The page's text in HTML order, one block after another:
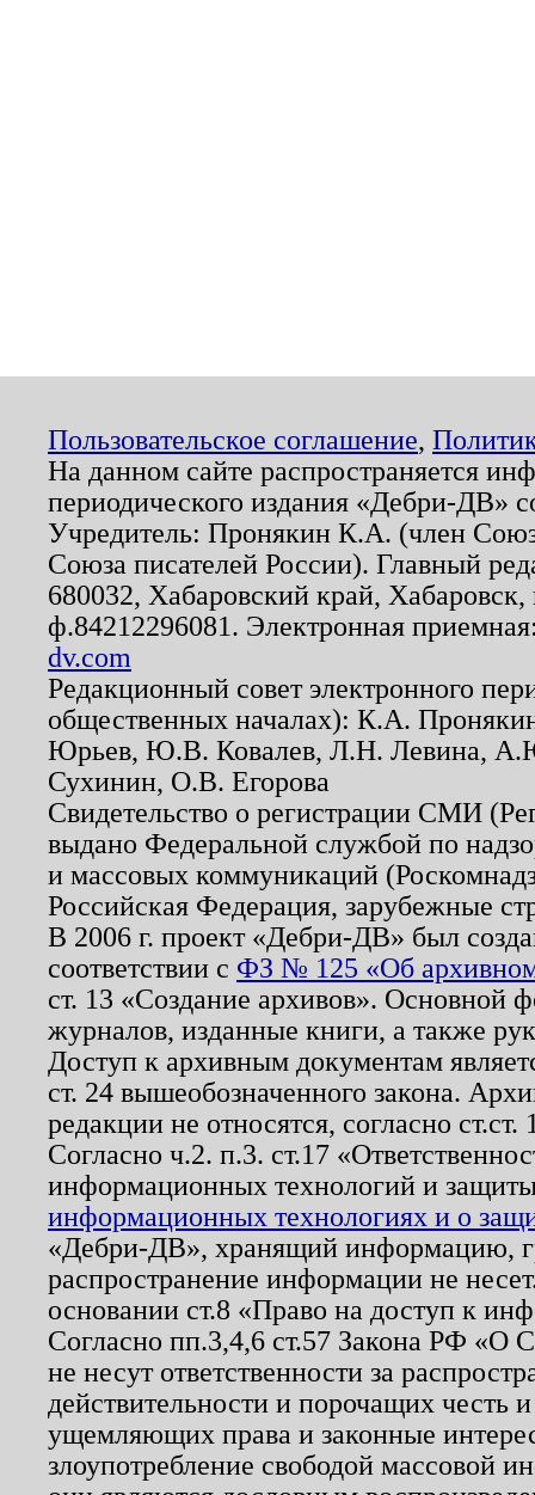
Пользовательское соглашение,
На данном сайте распространяется
периодического издания «Дебри-ДВ»
Учредитель: Пронякин К.А. (член
Союза писателей России). Главный
680032, Хабаровский край,
ф.84212296081. Электронная
dv.com
Редакционный совет электронного
общественных началах): К.А.
Юрьев, Ю.В. Ковалев, Л.Н. Левина,
Сухинин, О.В. Егорова
Свидетельство о регистрации СМИ
выдано Федеральной службой по
и массовых коммуникаций
Российская Федерация, зарубежные
В 2006 г. проект «Дебри-ДВ» был
соответствии с ФЗ № 125 «Об
ст. 13 «Создание архивов». Основной
журналов, изданные книги, а также
Доступ к архивным документам
ст. 24 вышеобозначенного закона.
редакции не относятся, согласно
Согласно ч.2. п.3. ст.17
информационных технологий и
информационных технологиях и о
«Дебри-ДВ», хранящий информацию,
распространение информации не
основании ст.8 «Право на доступ к
Согласно пп.3,4,6 ст.57 Закона РФ «О
не несут ответственности за
действительности и порочащих честь
ущемляющих права и законные
злоупотребление свободой массовой